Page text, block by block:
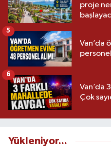
proje
Van’da
personel
5
Van’da
Çok
6
Yükleniyor...